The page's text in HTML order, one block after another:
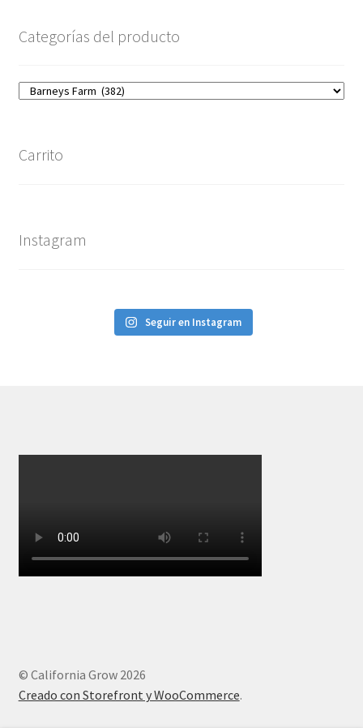
Categorías del producto
Carrito
Instagram
Seguir en Instagram
© California Grow 2026
Creado con Storefront y WooCommerce.